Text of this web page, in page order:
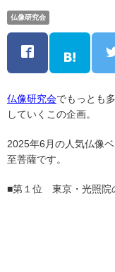
仏像研究会
仏像研究会でもっとも
していくこの企画。
2025年6月の人気仏像
至菩薩です。
■第１位 東京・光照院